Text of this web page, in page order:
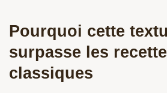
Pourquoi cette
surpasse les
classiques